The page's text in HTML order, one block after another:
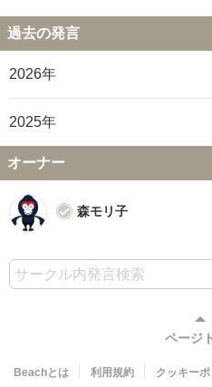
過去の発言
2026年
2025年
オーナー
森モリ子
ページ
Beachとは 利用規約 クッキー